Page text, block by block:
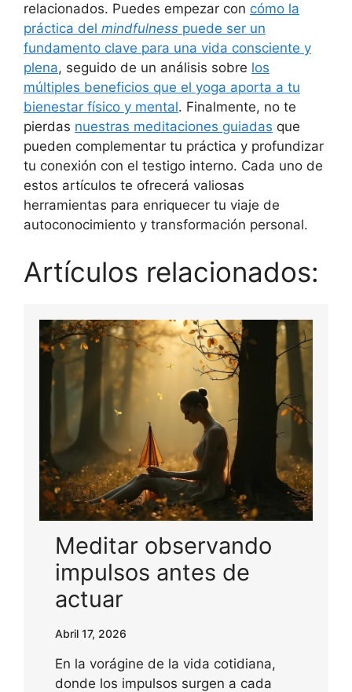
relacionados. Puedes empezar con cómo la
práctica del mindfulness puede ser un
fundamento clave para una vida consciente y
plena, seguido de un análisis sobre los
múltiples beneficios que el yoga aporta a tu
bienestar físico y mental. Finalmente, no te
pierdas nuestras meditaciones guiadas que
pueden complementar tu práctica y profundizar
tu conexión con el testigo interno. Cada uno de
estos artículos te ofrecerá valiosas
herramientas para enriquecer tu viaje de
autoconocimiento y transformación personal.
Artículos relacionados:
Meditar observando
impulsos antes de
actuar
Abril 17, 2026
En la vorágine de la vida cotidiana,
donde los impulsos surgen a cada